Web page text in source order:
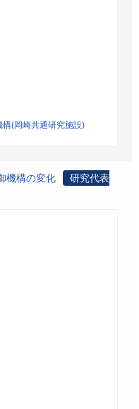
(岡崎共通研究施設)
機構の変化
研究代表